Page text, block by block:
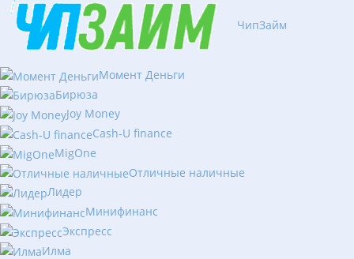
ЧипЗайм
Момент Деньги
Бирюза
Joy Money
Cash-U finance
MigOne
Отличные наличные
Лидер
Минифинанс
Экспресс
Илма